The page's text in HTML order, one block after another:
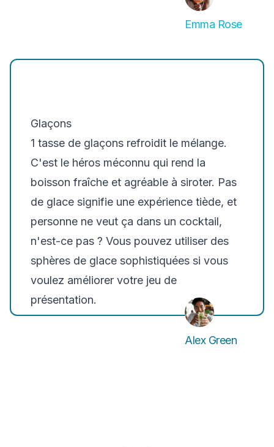
Emma Rose
Glaçons
1 tasse de glaçons refroidit le mélange.
C'est le héros méconnu qui rend la
boisson fraîche et agréable à siroter. Pas
de glace signifie une expérience tiède, et
personne ne veut ça dans un cocktail,
n'est-ce pas ? Vous pouvez utiliser des
sphères de glace sophistiquées si vous
voulez améliorer votre jeu de
présentation.
Alex Green